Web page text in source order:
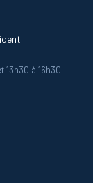
13h30 à 16h30